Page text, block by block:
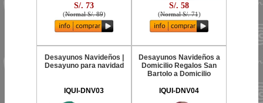
S/. 73
(Normal S/. 89)
S/. 58
(Normal S/. 71)
Desayunos Navideños |
Desayuno para navidad
IQUI-DNV03
Desayunos Navideños a
Domicilio Regalos San
Bartolo a Domicilio
IQUI-DNV04